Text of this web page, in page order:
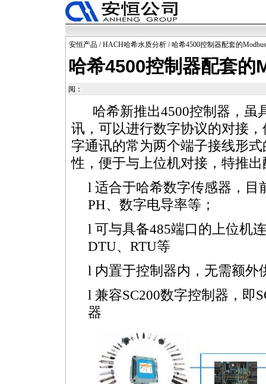
安恒产品 /HACH哈希水质分析 / 哈希4500控制器配套的
哈希4500控制器配套
阅：
哈希新推出4500控制器，虽
讯，可以进行数字协议的对接
字通讯的常为两个端子接线形
性，便于与上位机对接，特推
l 适合于哈希数字传感器，目
PH、数字电导率等；
l 可与具备485端口的上位机
DTU、RTU等
l 内置于控制器内，无需额外
l 兼容SC200数字控制器，即
器